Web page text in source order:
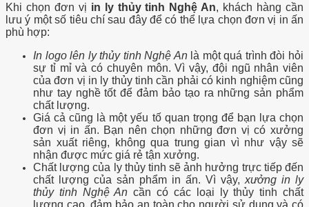
Khi chọn đơn vị in ly thủy tinh Nghệ An, khách hàng cần
lưu ý một số tiêu chí sau đây để có thể lựa chọn đơn vị in ấn
phù hợp:
In logo lên ly thủy tinh Nghệ An là một quá trình đòi hỏi
sự tỉ mỉ và có chuyên môn. Vì vậy, đội ngũ nhân viên
của đơn vị in ly thủy tinh cần phải có kinh nghiệm cũng
như tay nghề tốt để đảm bảo tạo ra những sản phẩm
chất lượng.
Giá cả cũng là một yếu tố quan trọng để bạn lựa chọn
đơn vị in ấn. Bạn nên chọn những đơn vị có xưởng
sản xuất riêng, không qua trung gian vì như vậy sẽ
nhận được mức giá rẻ tận xưởng.
Chất lượng của ly thủy tinh sẽ ảnh hưởng trực tiếp đến
chất lượng của sản phẩm in ấn. Vì vậy, xưởng in ly
thủy tinh Nghệ An cần có các loại ly thủy tinh chất
lượng cao, đảm bảo an toàn cho người sử dụng và có